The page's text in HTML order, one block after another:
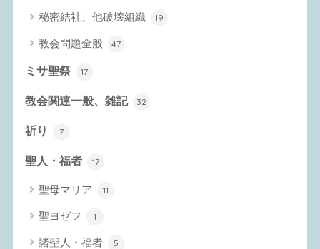
秘密結社、他破壊組織 19
教会問題全般 47
ミサ聖祭 17
教会関連一般、雑記 32
祈り 7
聖人・福者 17
聖母マリア 11
聖ヨゼフ 1
諸聖人・福者 5